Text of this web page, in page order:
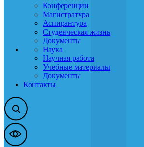
Конференции
Магистратура
Аспирантура
Студенческая жизнь
Документы
Наука
Научная работа
Учебные материалы
Документы
Контакты